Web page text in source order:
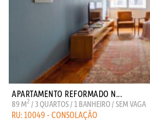
APARTAMENTO REFORMADO N...
89 M2 / 3 QUARTOS / 1 BANHEIRO / SEM VAGA
RU: 10049 - CONSOLAÇÃO